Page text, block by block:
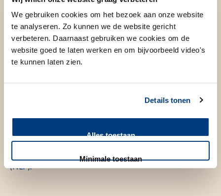
We gebruiken cookies om het bezoek aan onze website
te analyseren. Zo kunnen we de website gericht
verbeteren. Daarnaast gebruiken we cookies om de
website goed te laten werken en om bijvoorbeeld video's
te kunnen laten zien.
Details tonen
Alles toestaan
Minimale toestaan
begon in 2018, heeft als doel om de onderbenutting van
vrije tekstvelden in vragenlijsten aan te pakken. Het
analyseren van deze teksten bleek vaak te complex voor
traditionele methoden, maar AI biedt hiervoor een
oplossing.
Marieke heeft verschillende AI-modellen getest op een
dataset van ingevulde vragenlijsten van patiënten met
automatisch belangrijke inzichten uit deze data te
(NLP).